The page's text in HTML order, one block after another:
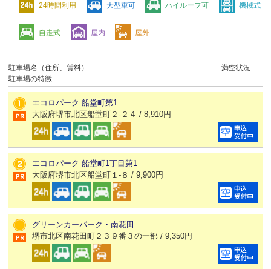
24時間利用 大型車可 ハイルーフ可 機械式
自走式 屋内 屋外
駐車場名（住所、賃料）
駐車場の特徴
満空状況
エコロパーク 船堂町第1
大阪府堺市北区船堂町２-２４ / 8,910円
エコロパーク 船堂町1丁目第1
大阪府堺市北区船堂町１-８ / 9,900円
グリーンカーパーク・南花田
堺市北区南花田町２３９番３の一部 / 9,350円